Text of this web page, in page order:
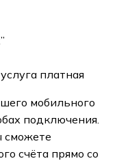
платная
мобильного
подключения.
сможете
счёта прямо со